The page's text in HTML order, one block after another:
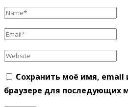
Сохранить моё имя, email
браузере для последующих